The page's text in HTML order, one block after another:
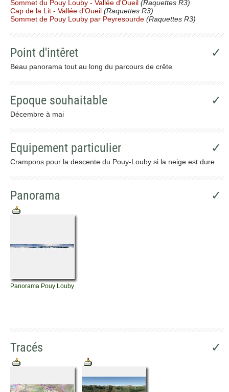
Sommet du Pouy Louby - Vallée d'Oueil (Raquettes R3)
Cap de la Lit - Vallée d'Oueil (Raquettes R3)
Sommet de Pouy Louby par Peyresourde (Raquettes R3)
Point d'intêret ✓
Beau panorama tout au long du parcours de crête
Epoque souhaitable ✓
Décembre à mai
Equipement particulier ✓
Crampons pour la descente du Pouy-Louby si la neige est dure
Panorama ✓
Panorama Pouy Louby
Tracés ✓